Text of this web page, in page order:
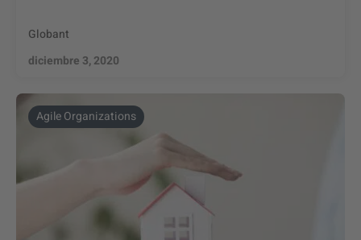
Globant
diciembre 3, 2020
Agile Organizations